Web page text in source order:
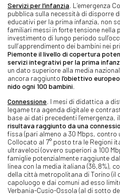
Servizi per l’infanzia . L’emergenza
pubblica sulla necessità di disporre
educativi per la prima infanzia, non
familiari messi in forte tensione nella
investimento di lungo periodo
sull’apprendimento dei bambini nei
Piemonte il livello di copertura
servizi integrativi per la prima
un dato superiore alla media
ancora raggiunto l’obiettivo
nido ogni 100 bambini
Connessione . I mesi di didattica a
legame tra agenda digitale e
base ai dati precedenti l’emergenza, il
risultava raggiunto da una
fissa (pari almeno a 30 Mbps, contro
Collocato al 7° posto tra le Regioni
ultraveloci (ovvero superiori a 100
famiglie potenzialmente raggiunte
linea con la media italiana (36,8%),
della città metropolitana di Torino (il
capoluogo e dai comuni ad esso
Verbania-Cusio-Ossola (al di sotto